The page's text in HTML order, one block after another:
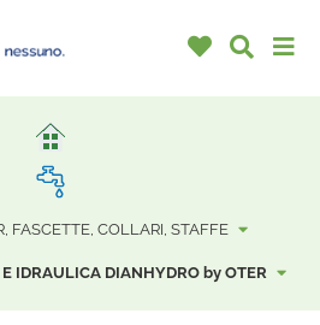
FASCETTE, COLLARI, STAFFE
IDRAULICA DIANHYDRO by OTER